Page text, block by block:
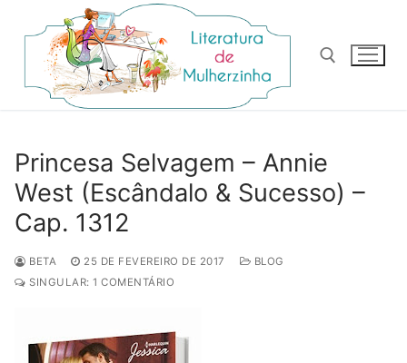
para
conteúdo
Princesa Selvagem – Annie
West (Escândalo & Sucesso) –
Cap. 1312
BETA 25 DE FEVEREIRO DE 2017
BLOG
SINGULAR: 1 COMENTÁRIO